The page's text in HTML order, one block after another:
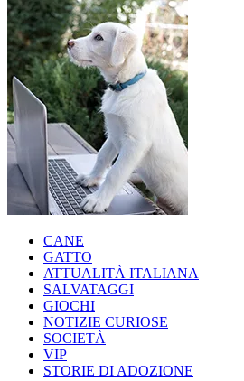
CANE
GATTO
ATTUALITÀ ITALIANA
SALVATAGGI
GIOCHI
NOTIZIE CURIOSE
SOCIETÀ
VIP
STORIE DI ADOZIONE